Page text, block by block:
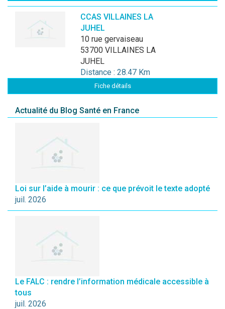
CCAS VILLAINES LA
JUHEL
10 rue gervaiseau
53700 VILLAINES LA
JUHEL
Distance : 28.47 Km
Fiche détails
Actualité du Blog Santé en France
Loi sur l’aide à mourir : ce que prévoit le texte adopté
juil. 2026
Le FALC : rendre l’information médicale accessible à
tous
juil. 2026